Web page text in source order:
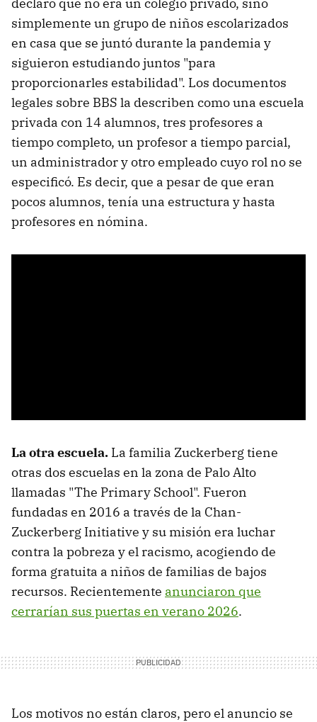
simplemente un grupo de niños escolarizados
en casa que se juntó durante la pandemia y
siguieron estudiando juntos "para
proporcionarles estabilidad". Los documentos
legales sobre BBS la describen como una escuela
privada con 14 alumnos, tres profesores a
tiempo completo, un profesor a tiempo parcial,
un administrador y otro empleado cuyo rol no se
especificó. Es decir, que a pesar de que eran
pocos alumnos, tenía una estructura y hasta
profesores en nómina.
La otra escuela. La familia Zuckerberg tiene
otras dos escuelas en la zona de Palo Alto
llamadas "The Primary School". Fueron
fundadas en 2016 a través de la Chan-
Zuckerberg Initiative y su misión era luchar
contra la pobreza y el racismo, acogiendo de
forma gratuita a niños de familias de bajos
recursos. Recientemente anunciaron que
cerrarían sus puertas en verano 2026.
Los motivos no están claros, pero el anuncio se